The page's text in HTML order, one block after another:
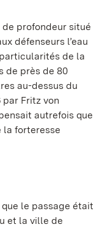
profondeur situé
défenseurs l’eau
de la
de près de 80
au-dessus du
par Fritz von
autrefois que
la forteresse
le passage était
et la ville de